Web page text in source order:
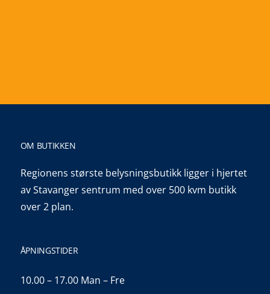
OM BUTIKKEN
Regionens største belysningsbutikk ligger i hjertet
av Stavanger sentrum med over 500 kvm butikk
over 2 plan.
ÅPNINGSTIDER
10.00 – 17.00 Man – Fre